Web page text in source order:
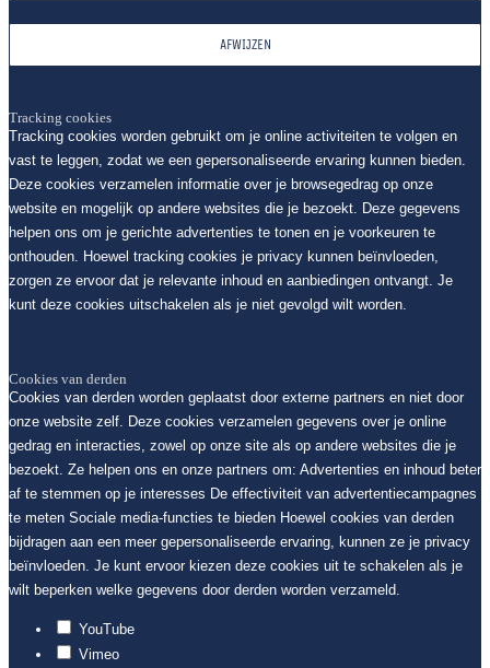
AFWIJZEN
Tracking cookies
Tracking cookies worden gebruikt om je online activiteiten te volgen en
vast te leggen, zodat we een gepersonaliseerde ervaring kunnen bieden.
Deze cookies verzamelen informatie over je browsegedrag op onze
website en mogelijk op andere websites die je bezoekt. Deze gegevens
helpen ons om je gerichte advertenties te tonen en je voorkeuren te
onthouden. Hoewel tracking cookies je privacy kunnen beïnvloeden,
zorgen ze ervoor dat je relevante inhoud en aanbiedingen ontvangt. Je
kunt deze cookies uitschakelen als je niet gevolgd wilt worden.
Cookies van derden
Cookies van derden worden geplaatst door externe partners en niet door
onze website zelf. Deze cookies verzamelen gegevens over je online
gedrag en interacties, zowel op onze site als op andere websites die je
bezoekt. Ze helpen ons en onze partners om: Advertenties en inhoud beter
af te stemmen op je interesses De effectiviteit van advertentiecampagnes
te meten Sociale media-functies te bieden Hoewel cookies van derden
bijdragen aan een meer gepersonaliseerde ervaring, kunnen ze je privacy
beïnvloeden. Je kunt ervoor kiezen deze cookies uit te schakelen als je
wilt beperken welke gegevens door derden worden verzameld.
YouTube
Vimeo